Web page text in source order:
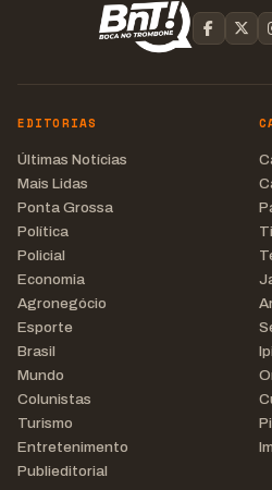
EDITORIAS
Últimas Notícias
Mais Lidas
Ponta Grossa
Política
Policial
Economia
Agronegócio
Esporte
Brasil
Mundo
Colunistas
Turismo
Entretenimento
Publieditorial